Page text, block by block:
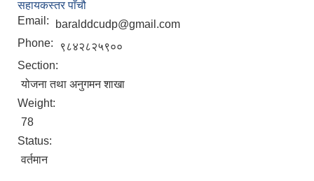
सहायकस्तर पाँचौ
Email:
baralddcudp@gmail.com
Phone:
९८४२८२५९००
Section:
योजना तथा अनुगमन शाखा
Weight:
78
Status:
वर्तमान